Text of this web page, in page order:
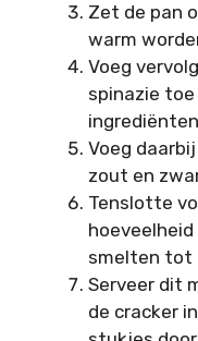
Zet de pan
warm
Voeg
spinazie
Voeg
zout en
Tenslotte
smelten tot
Serveer dit
de cracker